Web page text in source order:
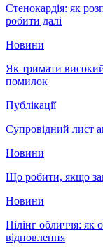
Стенокардія: як
робити далі
Новини
Як тримати
помилок
Публікації
Супровідний лист
Новини
Що робити, якщо
Новини
Пілінг обличчя: як
відновлення